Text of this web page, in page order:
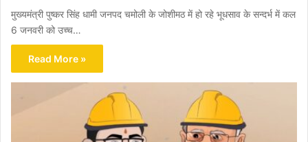
मुख्यमंत्री पुष्कर सिंह धामी जनपद चमोली के जोशीमठ में हो रहे भूधसाव के सन्दर्भ में कल
6 जनवरी को उच्च…
Read More »